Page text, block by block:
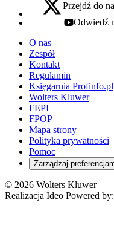
x - otwiera się w nowej
Przejdź do
youtube -
Odwiedź
O nas
Zespół
Kontakt
Regulamin
Księgarnia Profinfo.pl
Wolters Kluwer
FEPI
FPOP
Mapa strony
Polityka prywatności
Pomoc
Zarządzaj
© 2026 Wolters Kluwer
Realizacja Ideo Powered by: